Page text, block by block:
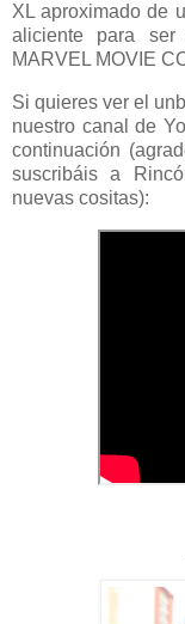
XL aproximado de
aliciente para
MARVEL MOVIE
Si quieres ver el
nuestro canal de
continuación
suscribáis a
nuevas cositas):